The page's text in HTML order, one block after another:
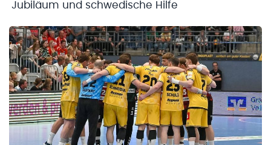
Jubiläum und schwedische Hilfe